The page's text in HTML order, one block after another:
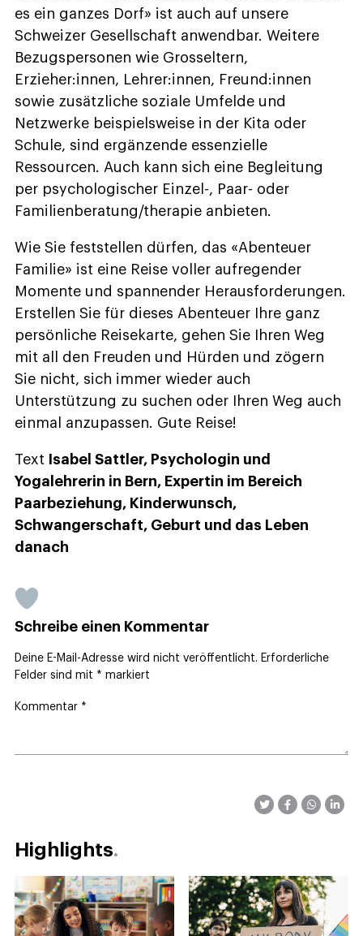
es ein ganzes Dorf» ist auch auf unsere
Schweizer Gesellschaft anwendbar. Weitere
Bezugspersonen wie Grosseltern,
Erzieher:innen, Lehrer:innen, Freund:innen
sowie zusätzliche soziale Umfelde und
Netzwerke beispielsweise in der Kita oder
Schule, sind ergänzende essenzielle
Ressourcen. Auch kann sich eine Begleitung
per psychologischer Einzel-, Paar- oder
Familienberatung/therapie anbieten.
Wie Sie feststellen dürfen, das «Abenteuer
Familie» ist eine Reise voller aufregender
Momente und spannender Herausforderungen.
Erstellen Sie für dieses Abenteuer Ihre ganz
persönliche Reisekarte, gehen Sie Ihren Weg
mit all den Freuden und Hürden und zögern
Sie nicht, sich immer wieder auch
Unterstützung zu suchen oder Ihren Weg auch
einmal anzupassen. Gute Reise!
Text
Isabel Sattler, Psychologin und
Yogalehrerin in Bern, Expertin im Bereich
Paarbeziehung, Kinderwunsch,
Schwangerschaft, Geburt und das Leben
danach
Schreibe einen Kommentar
Deine E-Mail-Adresse wird nicht veröffentlicht. Erforderliche
Felder sind mit * markiert
Kommentar *
Highlights